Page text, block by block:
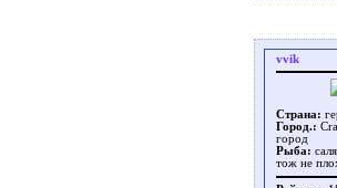
vvik
Страна:
Город.:
город
Рыба:
тож не